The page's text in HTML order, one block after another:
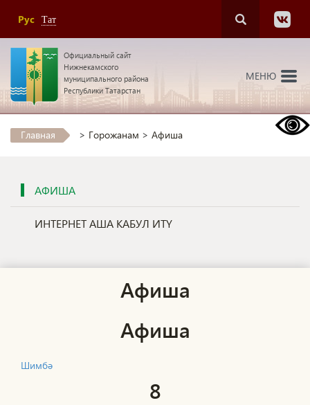
Рус Тат
Официальный сайт
Нижнекамского
муниципального района
Республики Татарстан
МЕНЮ
Главная > Горожанам > Афиша
АФИША
ИНТЕРНЕТ АША КАБУЛ ИТҮ
Афиша
Афиша
Шимбә
8